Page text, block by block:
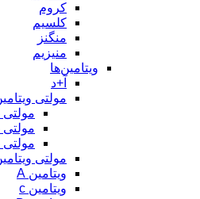
کروم
کلسیم
منگنز
منیزیم
ویتامین‌ها
آ+د
مولتی
مولتی
ویتامین A
ویتامین c